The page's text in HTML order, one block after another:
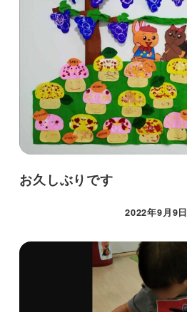
お久しぶりです
2022年9月9日